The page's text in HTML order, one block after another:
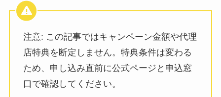
注意: この記事ではキャンペーン金額や代理
店特典を断定しません。特典条件は変わる
ため、申し込み直前に公式ページと申込窓
口で確認してください。